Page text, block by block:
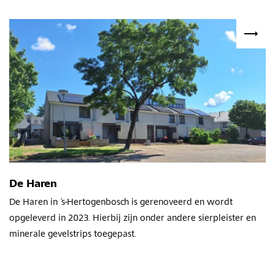
De Haren
De Haren in ’s-Hertogenbosch is gerenoveerd en wordt
opgeleverd in 2023. Hierbij zijn onder andere sierpleister en
minerale gevelstrips toegepast.